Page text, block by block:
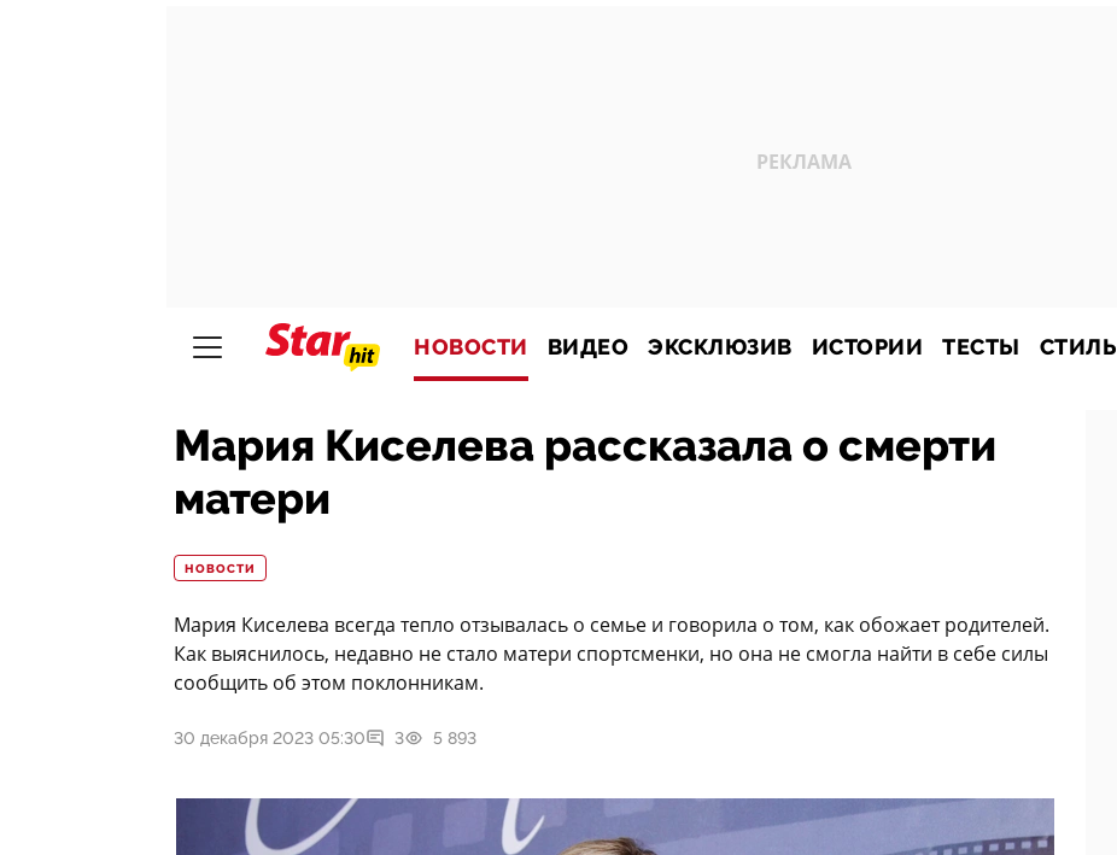
НОВОСТИ ВИДЕО ЭКСКЛЮЗИВ ИСТОРИИ ТЕСТЫ СТИЛЬ
Мария Киселева рассказала о смерти
матери
НОВОСТИ
Мария Киселева всегда тепло отзывалась о семье и говорила о том, как обожает родителей.
Как выяснилось, недавно не стало матери спортсменки, но она не смогла найти в себе силы
сообщить об этом поклонникам.
30 декабря 2023 05:30 3 5 893